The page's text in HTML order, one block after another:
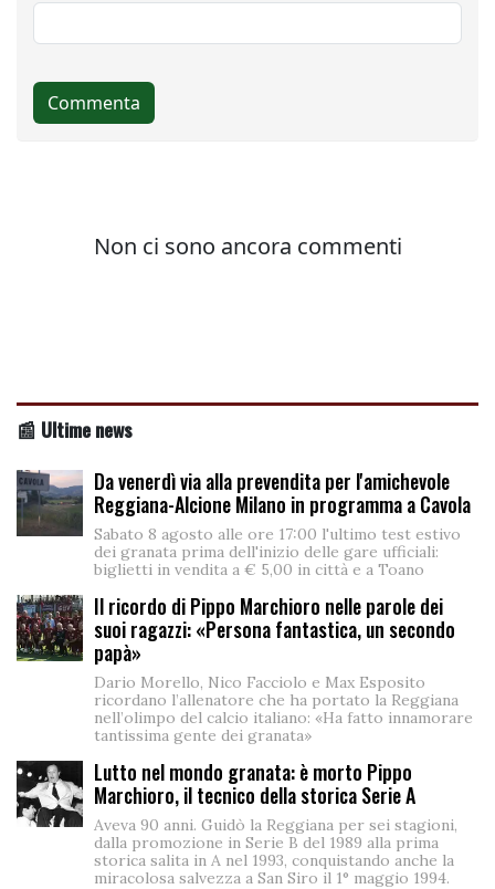
📰 Ultime news
Da venerdì via alla prevendita per l'amichevole
Reggiana-Alcione Milano in programma a Cavola
Sabato 8 agosto alle ore 17:00 l'ultimo test estivo
dei granata prima dell'inizio delle gare ufficiali:
biglietti in vendita a € 5,00 in città e a Toano
Il ricordo di Pippo Marchioro nelle parole dei
suoi ragazzi: «Persona fantastica, un secondo
papà»
Dario Morello, Nico Facciolo e Max Esposito
ricordano l’allenatore che ha portato la Reggiana
nell’olimpo del calcio italiano: «Ha fatto innamorare
tantissima gente dei granata»
Lutto nel mondo granata: è morto Pippo
Marchioro, il tecnico della storica Serie A
Aveva 90 anni. Guidò la Reggiana per sei stagioni,
dalla promozione in Serie B del 1989 alla prima
storica salita in A nel 1993, conquistando anche la
miracolosa salvezza a San Siro il 1° maggio 1994.